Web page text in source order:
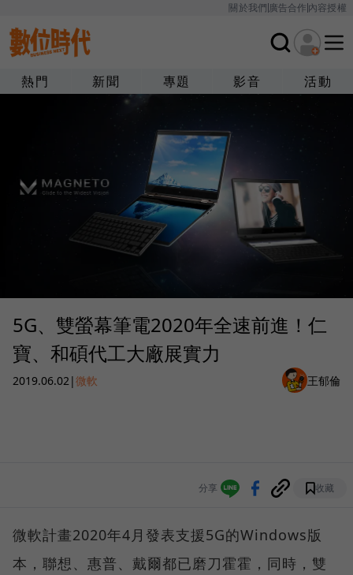
關於我們廣告合作內容授權
熱門 新聞 專題 影音 活動
5G、雙螢幕筆電2020年全速前進！仁
寶、和碩代工大廠展實力
2019.06.02|微軟 王郁倫
分享 收藏
微軟計畫2020年4月發表支援5G的Windows版
本，聯想、惠普、戴爾都已磨刀霍霍，同時，雙